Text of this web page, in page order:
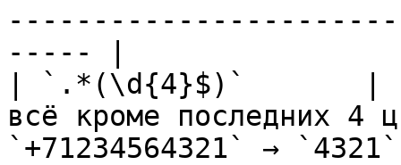
----- |
| `.*(\d{4}$)`       |
всё кроме последних 4
`+71234564321` → `4321`